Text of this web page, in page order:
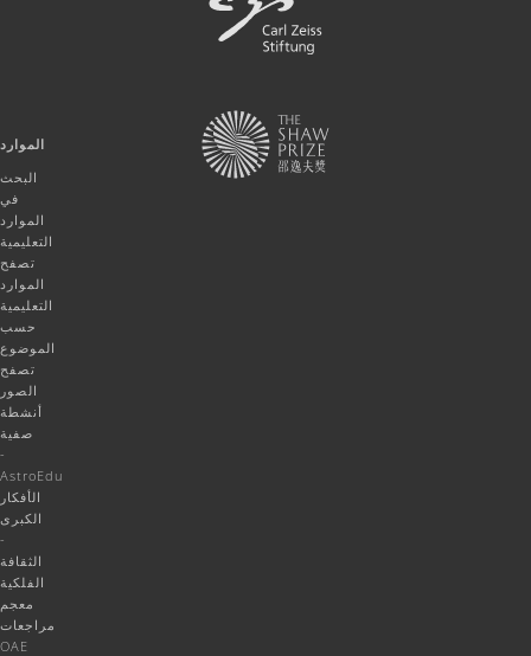
الموارد
البحث
في
الموارد
التعليمية
تصفح
الموارد
التعليمية
حسب
الموضوع
تصفح
الصور
أنشطة
صفية
-
AstroEdu
الأفكار
الكبرى
-
الثقافة
الفلكية
معجم
مراجعات
OAE